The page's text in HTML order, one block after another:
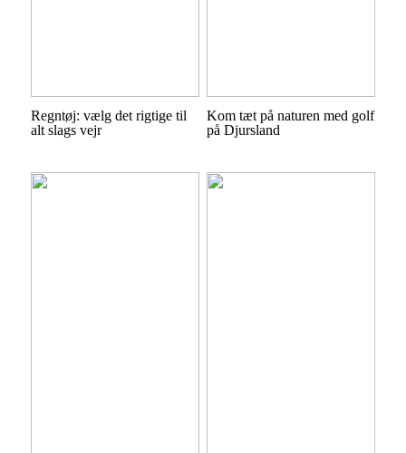
Regntøj: vælg det rigtige til
alt slags vejr
Kom tæt på naturen med golf
på Djursland